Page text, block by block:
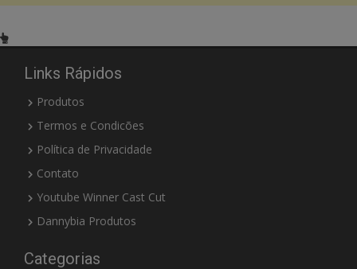
Links Rápidos
Produtos
Termos e Condicões
Política de Privacidade
Contato
Youtube Winner Cast Cut
Dannybia Produtos
Categorias